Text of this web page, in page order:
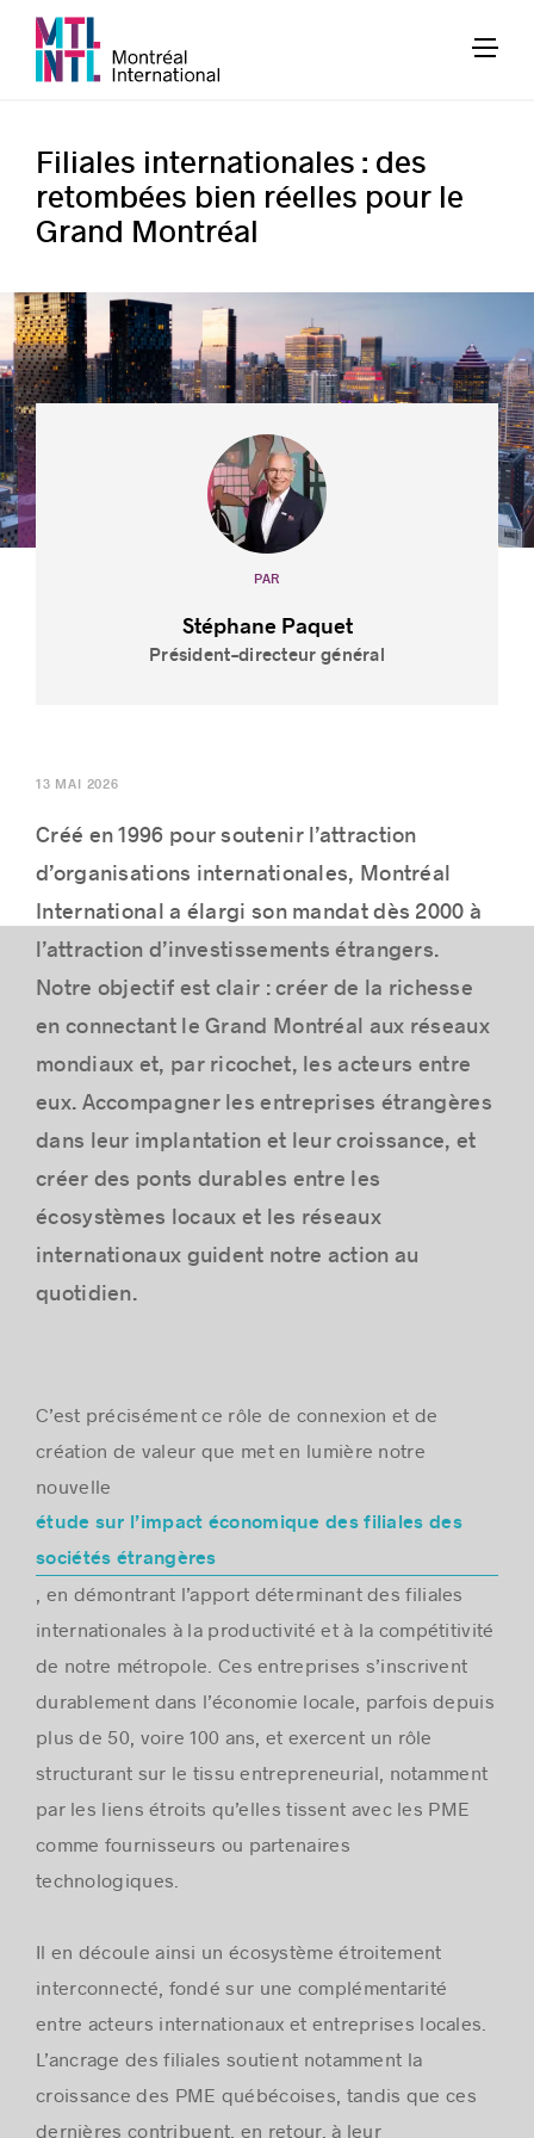
Histoires de réussite
Filiales internationales : des
retombées bien réelles pour le
Grand Montréal
PAR
Stéphane Paquet
Président–directeur général
13 MAI 2026
Créé en 1996 pour soutenir l’attraction
d’organisations internationales, Montréal
International a élargi son mandat dès 2000 à
l’attraction d’investissements étrangers.
Notre objectif est clair : créer de la richesse
en connectant le Grand Montréal aux réseaux
mondiaux et, par ricochet, les acteurs entre
eux. Accompagner les entreprises étrangères
dans leur implantation et leur croissance, et
créer des ponts durables entre les
écosystèmes locaux et les réseaux
internationaux guident notre action au
quotidien.
C’est précisément ce rôle de connexion et de
création de valeur que met en lumière notre
nouvelle
étude sur l’impact économique des filiales des
sociétés étrangères
, en démontrant l’apport déterminant des filiales
internationales à la productivité et à la compétitivité
de notre métropole. Ces entreprises s’inscrivent
durablement dans l’économie locale, parfois depuis
plus de 50, voire 100 ans, et exercent un rôle
structurant sur le tissu entrepreneurial, notamment
par les liens étroits qu’elles tissent avec les PME
comme fournisseurs ou partenaires
technologiques.
Il en découle ainsi un écosystème étroitement
interconnecté, fondé sur une complémentarité
entre acteurs internationaux et entreprises locales.
L’ancrage des filiales soutient notamment la
croissance des PME québécoises, tandis que ces
dernières contribuent, en retour, à leur